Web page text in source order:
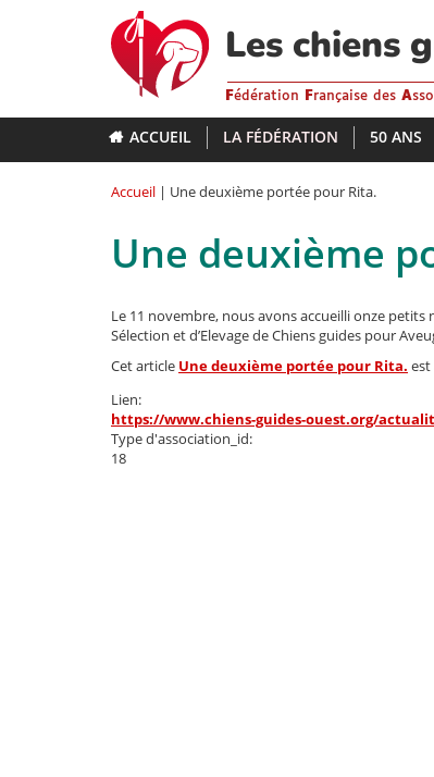
Les chiens
Fédération Française des A
ACCUEIL LA FÉDÉRATION 50 ANS
Accueil | Une deuxième portée pour Rita.
Une deuxième
Le 11 novembre, nous avons accueilli onze petits
Sélection et d’Elevage de Chiens guides pour
Cet article Une deuxième portée pour Rita. est
Lien:
https://www.chiens-guides-ouest.org/
Type d'association_id:
18